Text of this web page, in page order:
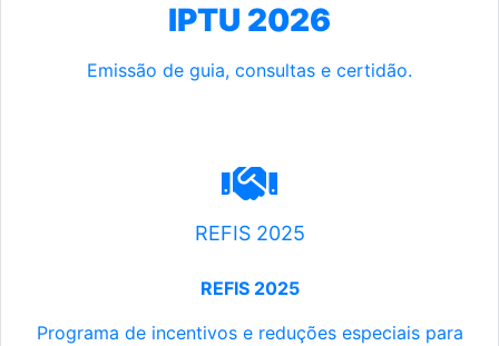
IPTU 2026
Emissão de guia, consultas e certidão.
REFIS 2025
REFIS 2025
Programa de incentivos e reduções especiais para